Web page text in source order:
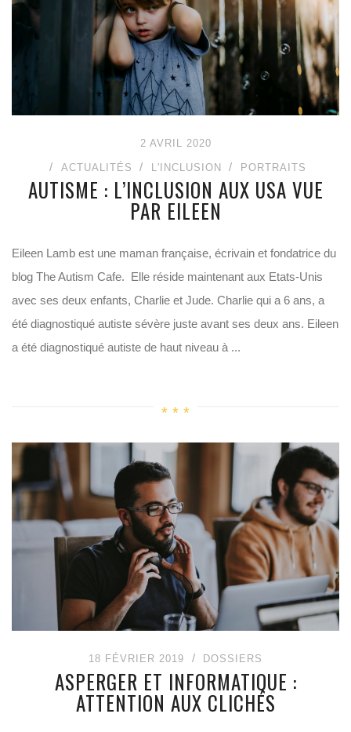
2 AVRIL 2020
ACTUALITÉS L'INCLUSION PORTRAITS
AUTISME : L’INCLUSION AUX USA VUE
PAR EILEEN
Eileen Lamb est une maman française, écrivain et fondatrice du
blog The Autism Cafe. Elle réside maintenant aux Etats-Unis
avec ses deux enfants, Charlie et Jude. Charlie qui a 6 ans, a
été diagnostiqué autiste sévère juste avant ses deux ans. Eileen
a été diagnostiqué autiste de haut niveau à ...
18 FÉVRIER 2019 DOSSIERS
ASPERGER ET INFORMATIQUE :
ATTENTION AUX CLICHÉS